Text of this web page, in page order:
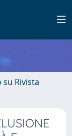
Rivista